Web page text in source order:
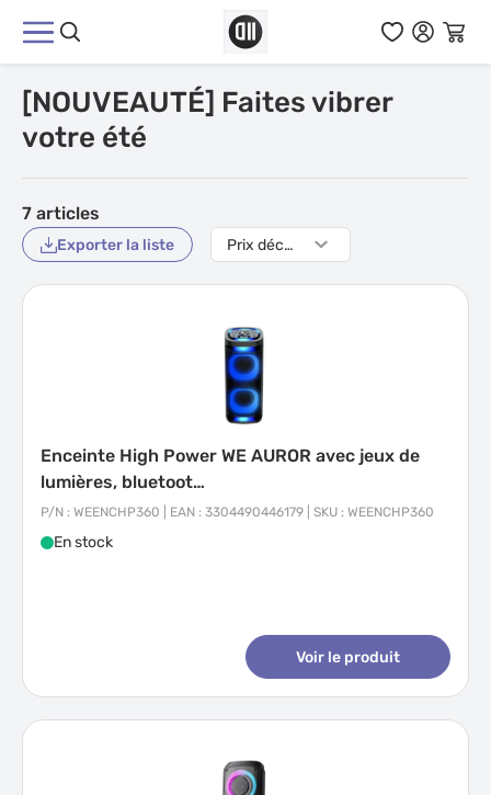
[NOUVEAUTÉ] Faites vibrer
votre été
7 articles
Exporter la liste
Enceinte High Power WE AUROR avec jeux de
lumières, bluetoot…
P/N : WEENCHP360 | EAN : 3304490446179 | SKU : WEENCHP360
En stock
Voir le produit